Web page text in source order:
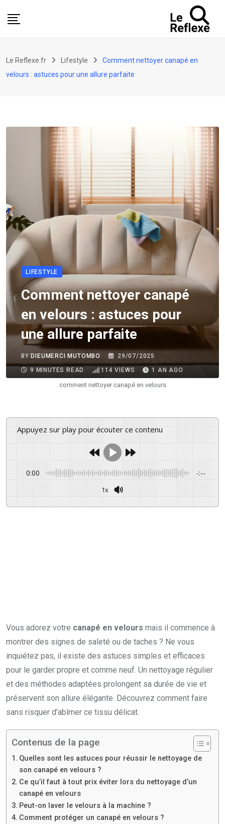
Le Reflexe.fr Lifestyle
Comment nettoyer canapé en
velours : astuces pour une allure parfaite
LIFESTYLE
Comment nettoyer canapé
en velours : astuces pour
une allure parfaite
BY DIEUMERCI MUTOMBO
29/07/2025
9 MINUTES READ
114 VIEWS 1 AN AGO
comment nettoyer canapé en velours
Appuyez sur play pour écouter ce contenu
0:00 -:--
1x
Vous adorez votre canapé en velours mais il commence à
montrer des signes de saleté ou de taches ? Ne vous
inquiétez pas, il existe des astuces simples et efficaces
pour le garder propre et comme neuf. Un nettoyage régulier
et des méthodes adaptées prolongent sa durée de vie et
préservent son allure élégante. Découvrez comment faire
sans risquer d’abîmer ce tissu délicat.
Contenus de la page
Quelles sont les astuces pour réussir le nettoyage de
son canapé en velours ?
Ce qu’il faut à tout prix éviter lors du nettoyage d’un
canapé en velours
Peut-on laver le velours à la machine ?
Comment protéger un canapé en velours ?